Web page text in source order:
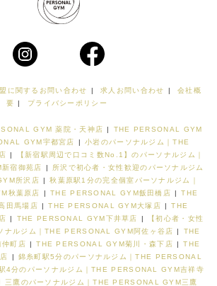
に関するお問い合わせ | 求人お問い合わせ |
会社概
要 | プライバシーポリシー
GYM 薬院・天神店 |
THE PERSONAL GYM
GYM宇都宮店 |
小岩のパーソナルジム｜THE
|
【新宿駅周辺で口コミ数No.1】のパーソナルジム｜
宿御苑店
|
所沢で初心者・女性歓迎のパーソナルジム
所沢店 |
秋葉原駅1分の完全個室パーソナルジム｜
秋葉原店
| THE PERSONAL GYM飯田橋店 |
THE
田馬場店 | THE PERSONAL GYM大塚店 |
THE
| THE PERSONAL GYM下井草店 |
【初心者・女性
ナルジム｜THE PERSONAL GYM阿佐ヶ谷店 |
THE
町店 | THE PERSONAL GYM菊川・森下店 |
THE
|
錦糸町駅5分のパーソナルジム｜THE PERSONAL
4分のパーソナルジム｜THE PERSONAL GYM吉祥寺
三鷹のパーソナルジム｜THE PERSONAL GYM三鷹